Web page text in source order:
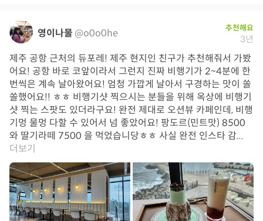
영이나물 @o0o0he 추천해요
3년
제주 공항 근처의 듀포레! 제주 현지인 친구가 추천해줘서 가봤
어요! 공항 바로 코앞이라서 그런지 진짜 비행기가 2~4분에 한
번씩은 계속 날아왔어요! 엄청 가깝게 날아서 구경하는 맛이 쏠
쏠했어요!! ㅎㅎ 비행기샷 찍으시는 분들을 위해 옥상에 비행기
샷 찍는 스팟도 있더라구요! 완전 제대로 오션뷰 카페인데, 비행
기멍 물멍 다할 수 있어서 넘 좋았어요! 팡도르(민트맛) 8500
와 딸기라떼 7500 을 먹었습니당ㅎㅎ 사실 완전 인스타 감...
더보기